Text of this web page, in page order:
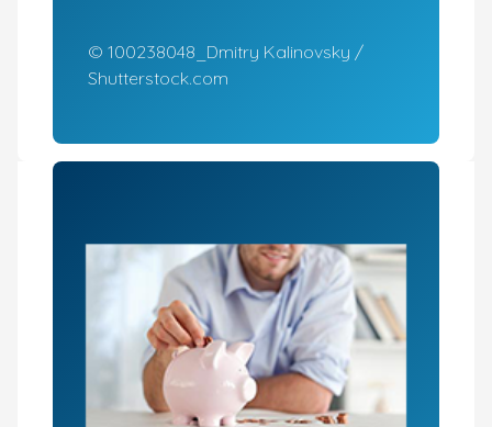
© 100238048_Dmitry Kalinovsky /
Shutterstock.com